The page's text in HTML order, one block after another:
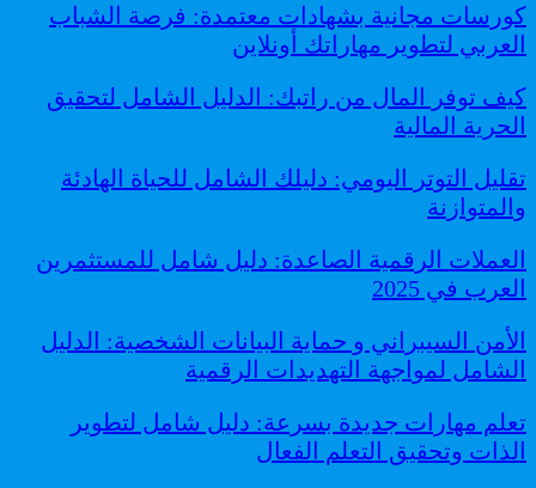
كورسات مجانية بشهادات معتمدة: فرصة الشباب
العربي لتطوير مهاراتك أونلاين
كيف توفر المال من راتبك: الدليل الشامل لتحقيق
الحرية المالية
تقليل التوتر اليومي: دليلك الشامل للحياة الهادئة
والمتوازنة
العملات الرقمية الصاعدة: دليل شامل للمستثمرين
العرب في 2025
الأمن السيبراني و حماية البيانات الشخصية: الدليل
الشامل لمواجهة التهديدات الرقمية
تعلم مهارات جديدة بسرعة: دليل شامل لتطوير
الذات وتحقيق التعلم الفعال